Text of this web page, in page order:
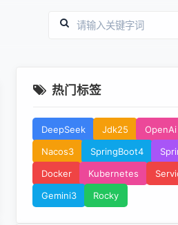
热门标签
DeepSeek Jdk25 OpenAi
Nacos3
SpringBoot4
Docker
Kubernetes
Gemini3
Rocky